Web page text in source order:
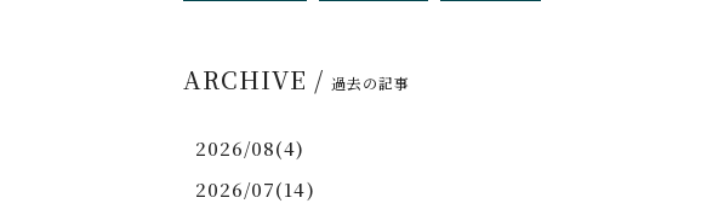
ARCHIVE / 過去の記事
2026/08(4)
2026/07(14)